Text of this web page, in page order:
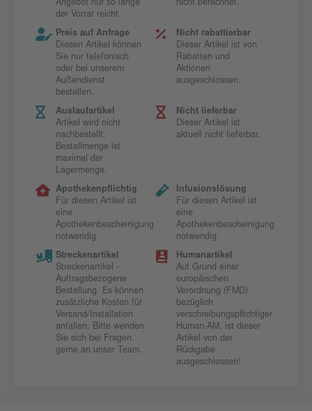
Angebot nur so lange
der Vorrat reicht.
nicht berechnet.
Preis auf Anfrage
Diesen Artikel können
Sie nur telefonisch
oder bei unserem
Außendienst
bestellen.
Nicht rabattierbar
Dieser Artikel ist von
Rabatten und
Aktionen
ausgeschlossen.
Auslaufartikel
Artikel wird nicht
nachbestellt.
Bestellmenge ist
maximal der
Lagermenge.
Nicht lieferbar
Dieser Artikel ist
aktuell nicht lieferbar.
Apothekenpflichtig
Für diesen Artikel ist
eine
Apothekenbescheinigung
notwendig.
Infusionslösung
Für diesen Artikel ist
eine
Apothekenbescheinigung
notwendig.
Streckenartikel
Streckenartikel -
Auftragsbezogene
Bestellung. Es können
zusätzliche Kosten für
Versand/Installation
anfallen. Bitte wenden
Sie sich bei Fragen
gerne an unser Team.
Humanartikel
Auf Grund einer
europäischen
Verordnung (FMD)
bezüglich
verschreibungspflichtiger
Human-AM, ist dieser
Artikel von der
Rückgabe
ausgeschlossen!